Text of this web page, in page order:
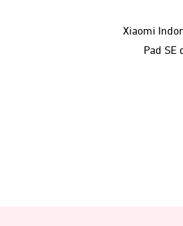
Xiaomi
Pad